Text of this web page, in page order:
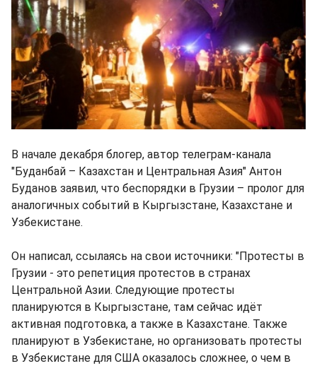
В начале декабря блогер, автор телеграм-канала
"Буданбай – Казахстан и Центральная Азия" Антон
Буданов заявил, что беспорядки в Грузии – пролог для
аналогичных событий в Кыргызстане, Казахстане и
Узбекистане.
Он написал, ссылаясь на свои источники: "Протесты в
Грузии - это репетиция протестов в странах
Центральной Азии. Следующие протесты
планируются в Кыргызстане, там сейчас идёт
активная подготовка, а также в Казахстане. Также
планируют в Узбекистане, но организовать протесты
в Узбекистане для США оказалось сложнее, о чем в